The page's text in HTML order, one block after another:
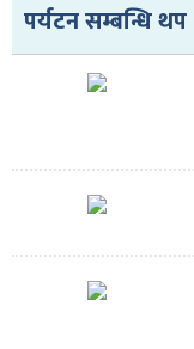
पर्यटन सम्बन्धि थप